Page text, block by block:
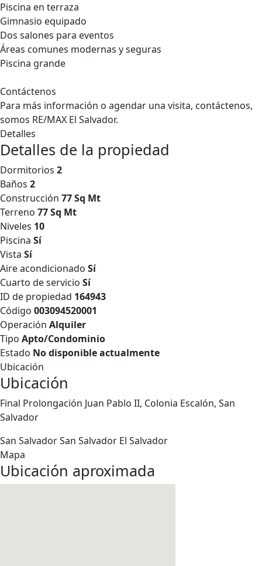
Piscina en terraza
Gimnasio equipado
Dos salones para eventos
Áreas comunes modernas y seguras
Piscina grande
Contáctenos
Para más información o agendar una visita, contáctenos,
somos RE/MAX El Salvador.
Detalles
Detalles de la propiedad
Dormitorios 2
Baños 2
Construcción 77 Sq Mt
Terreno 77 Sq Mt
Niveles 10
Piscina Sí
Vista Sí
Aire acondicionado Sí
Cuarto de servicio Sí
ID de propiedad 164943
Código 003094520001
Operación Alquiler
Tipo Apto/Condominio
Estado No disponible actualmente
Ubicación
Ubicación
Final Prolongación Juan Pablo II, Colonia Escalón, San
Salvador
San SalvadorSan Salvador El Salvador
Mapa
Ubicación aproximada